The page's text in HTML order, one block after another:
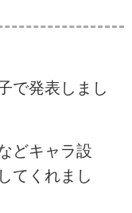
で発表しまし
どキャラ設
てくれまし